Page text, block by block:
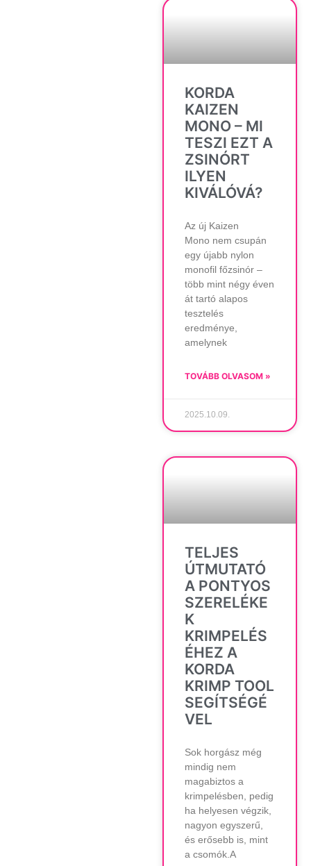
KORDA
KAIZEN
MONO – MI
TESZI EZT A
ZSINÓRT
ILYEN
KIVÁLÓVÁ?
Az új Kaizen
Mono nem csupán
egy újabb nylon
monofil főzsinór –
több mint négy éven
át tartó alapos
tesztelés
eredménye,
amelynek
TOVÁBB OLVASOM »
2025.10.09.
TELJES
ÚTMUTATÓ
A PONTYOS
SZERELÉKE
K
KRIMPELÉS
ÉHEZ A
KORDA
KRIMP TOOL
SEGÍTSÉGÉ
VEL
Sok horgász még
mindig nem
magabiztos a
krimpelésben, pedig
ha helyesen végzik,
nagyon egyszerű,
és erősebb is, mint
a csomók.A